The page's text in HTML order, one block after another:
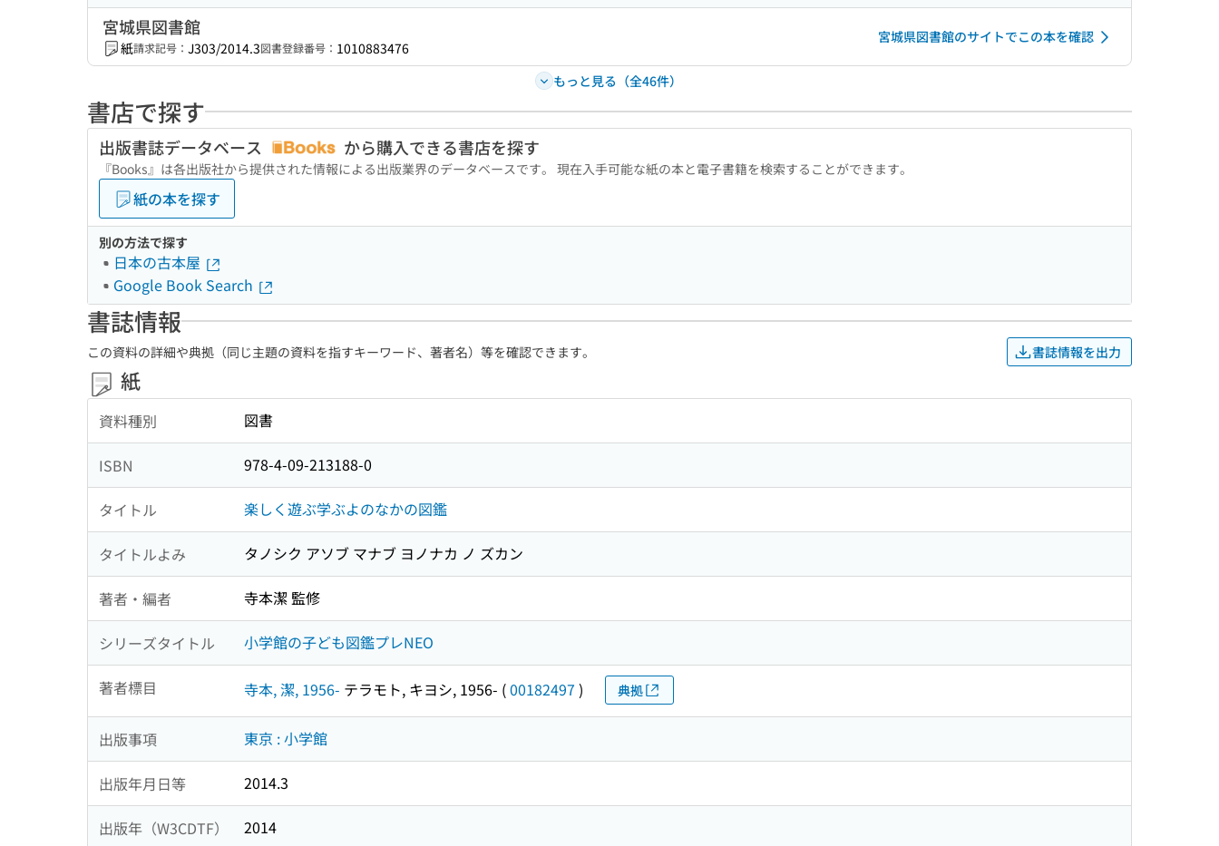
宮城県図書館
紙請求記号： J303/2014.3図書登録番号： 1010883476
宮城県図書館のサイトでこの本を確認
もっと見る（全46件）
書店で探す
出版書誌データベース から購入できる書店を探す
『Books』は各出版社から提供された情報による出版業界のデータベースです。 現在入手可能な紙の本と電子書籍を検索することができます。
紙の本を探す
別の方法で探す
日本の古本屋
Google Book Search
書誌情報
この資料の詳細や典拠（同じ主題の資料を指すキーワード、著者名）等を確認できます。 書誌情報を出力
紙
資料種別 図書
ISBN 978-4-09-213188-0
タイトル 楽しく遊ぶ学ぶよのなかの図鑑
タイトルよみ タノシク アソブ マナブ ヨノナカ ノ ズカン
著者・編者 寺本潔 監修
シリーズタイトル 小学館の子ども図鑑プレNEO
著者標目 寺本, 潔, 1956- テラモト, キヨシ, 1956- (00182497 ) 典拠
出版事項 東京 : 小学館
出版年月日等 2014.3
出版年（W3CDTF） 2014